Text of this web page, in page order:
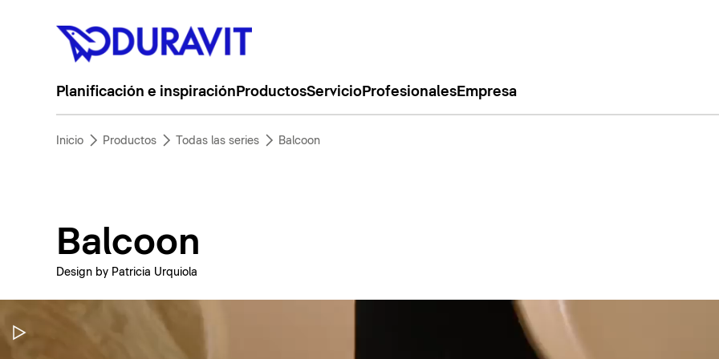
Planificación e inspiración ProductosServicioProfesionalesEmpresa
Inicio Productos Todas las series Balcoon
Balcoon
Design by Patricia Urquiola
Pausar vídeo